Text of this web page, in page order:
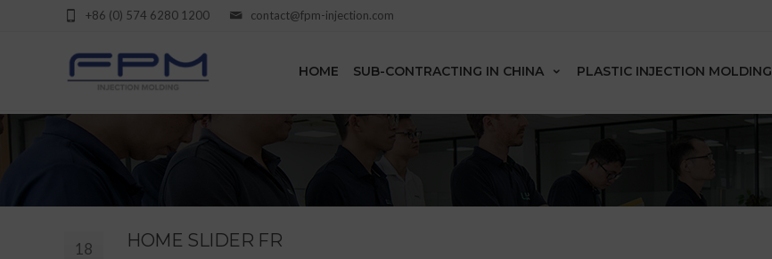
contact@fpm-injection.com
+86 (0) 574 6280 1200
HOME SUB-CONTRACTING IN CHINA PLASTIC INJECTION MOLDING
18 HOME SLIDER FR